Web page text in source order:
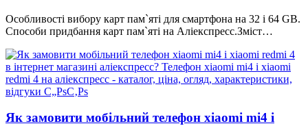
Особливості вибору карт пам`яті для смартфона на 32 і 64 GB.
Способи придбання карт пам`яті на Аліекспресс.Зміст…
Як замовити мобільний телефон xiaomi mi4 і